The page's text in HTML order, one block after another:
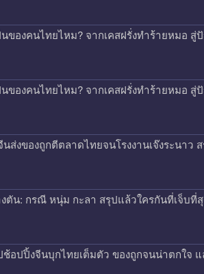
นของคนไทยไหม? จากเคสฝรั่งทำร้ายหมอ
นของคนไทยไหม? จากเคสฝรั่งทำร้ายหมอ
ส่งของถูกตีตลาดไทยจนโรงงานเจ๊งระนาว
ตัน: กรณี หนุ่ม กะลา สรุปแล้วใครกันที่เจ็บที่
อปปิ้งจีนบุกไทยเต็มตัว ของถูกจนน่าตกใจ